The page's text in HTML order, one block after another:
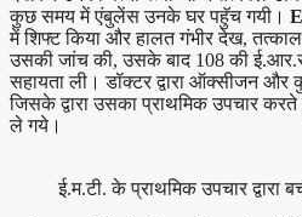
कुछ समय में एंबुलेंस उनके घर पहुॅच गयी।
में शिफ्ट किया और हालत गंभीर देख,
उसकी जांच की, उसके बाद 108 की
सहायता ली। डॉक्टर द्वारा ऑक्सीजन और
जिसके द्वारा उसका प्राथमिक उपचार
ले गये।
ई.म.टी. के प्राथमिक उपचार द्वारा